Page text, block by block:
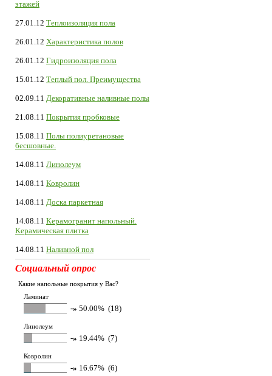
этажей
27.01.12 Теплоизоляция пола
26.01.12 Характеристика полов
26.01.12 Гидроизоляция пола
15.01.12 Теплый пол. Преимущества
02.09.11 Декоративные наливные полы
21.08.11 Покрытия пробковые
15.08.11 Полы полиуретановые
бесшовные.
14.08.11 Линолеум
14.08.11 Ковролин
14.08.11 Доска паркетная
14.08.11 Керамогранит напольный.
Керамическая плитка
14.08.11 Наливной пол
Социальный опрос
Какие напольные покрытия у Вас?
Ламинат
-» 50.00% (18)
Линолеум
-» 19.44% (7)
Ковролин
-» 16.67% (6)